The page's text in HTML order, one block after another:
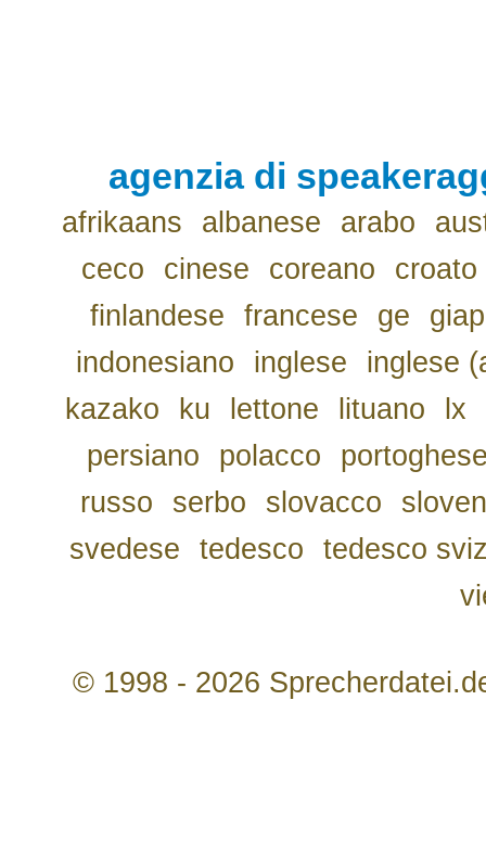
agenzia di
afrikaans albanese arabo
ceco
cinese coreano
croato
finlandese
francese ge
indonesiano
inglese
inglese
kazako
ku lettone lituano lx
persiano
polacco
russo
serbo slovacco
svedese
tedesco
tedesco
© 1998 - 2026